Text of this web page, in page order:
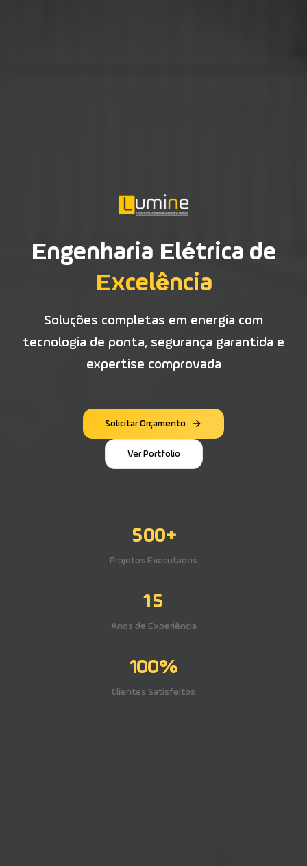
Engenharia Elétrica de
Excelência
Soluções completas em energia com
tecnologia de ponta, segurança garantida e
expertise comprovada
Solicitar Orçamento
Ver Portfolio
500+
Projetos Executados
15
Anos de Experiência
100%
Clientes Satisfeitos